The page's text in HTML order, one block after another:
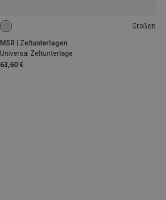
Größen
MSR | Zeltunterlagen
Universal Zeltunterlage
63,60 €
3 PERSONEN